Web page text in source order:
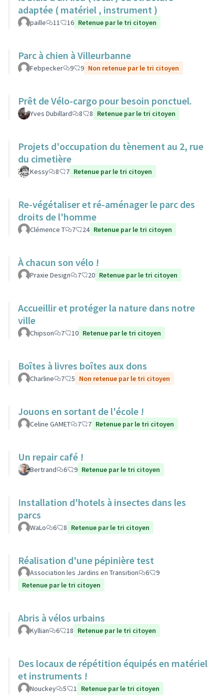
adaptée ( matériel , instrument )
paille 11 16 Retenue par le tri citoyen
Parc à chien à Villeurbanne
Febpecker 9 9 Non retenue par le tri citoyen
Prêt de Vélo-cargo pour besoin ponctuel.
Yves Dubillard 8 8 Retenue par le tri citoyen
Projets d'occupation du tènement au 2, rue
du cimetière
Kessy 8 7 Retenue par le tri citoyen
Re-végétaliser et ré-aménager le parc des
droits de l'homme
Clémence T 7 24 Retenue par le tri citoyen
À chacun son vélo !
Praxie Design 7 20 Retenue par le tri citoyen
Accueillir et protéger la nature dans notre
ville
Chipson 7 10 Retenue par le tri citoyen
Boîtes à livres boîtes aux dons
Charline 7 5 Non retenue par le tri citoyen
Jouons en sortant de l'école !
Celine GAMET 7 7 Retenue par le tri citoyen
Un repair café !
Bertrand 6 9 Retenue par le tri citoyen
Installation d'hotels à insectes dans les
parcs
WaLo 6 8 Retenue par le tri citoyen
Réalisation d'une pépinière test
Association les Jardins en Transition 6
9
Retenue par le tri citoyen
Abris à vélos urbains
Kyllian 6 18 Retenue par le tri citoyen
Des locaux de répétition équipés en matériel
et instruments !
Nouckey 5 1 Retenue par le tri citoyen